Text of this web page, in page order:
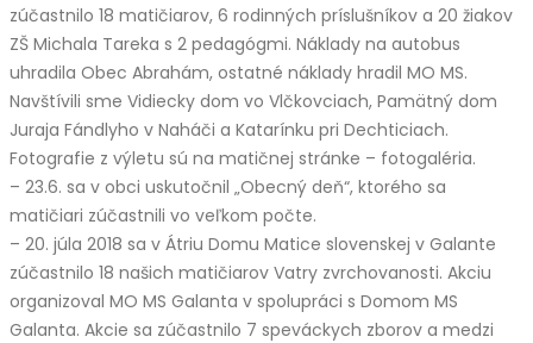
zúčastnilo 18 matičiarov, 6 rodinných príslušníkov a 20 žiakov
ZŠ Michala Tareka s 2 pedagógmi. Náklady na autobus
uhradila Obec Abrahám, ostatné náklady hradil MO MS.
Navštívili sme Vidiecky dom vo Vlčkovciach, Pamätný dom
Juraja Fándlyho v Naháči a Katarínku pri Dechticiach.
Fotografie z výletu sú na matičnej stránke – fotogaléria.
– 23.6. sa v obci uskutočnil „Obecný deň“, ktorého sa
matičiari zúčastnili vo veľkom počte.
– 20. júla 2018 sa v Átriu Domu Matice slovenskej v Galante
zúčastnilo 18 našich matičiarov Vatry zvrchovanosti. Akciu
organizoval MO MS Galanta v spolupráci s Domom MS
Galanta. Akcie sa zúčastnilo 7 speváckych zborov a medzi